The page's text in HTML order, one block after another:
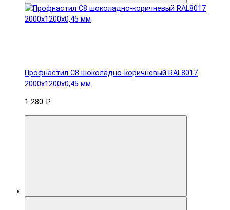
Профнастил С8 шоколадно-коричневый RAL8017
2000х1200х0,45 мм
1 280 ₽